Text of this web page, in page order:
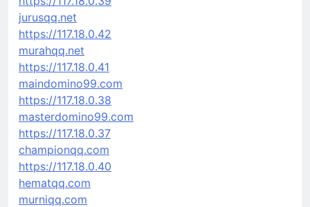
jurusqq.net
https://117.18.0.42
murahqq.net
https://117.18.0.41
maindomino99.com
https://117.18.0.38
masterdomino99.com
https://117.18.0.37
championqq.com
https://117.18.0.40
hematqq.com
murniqq.com